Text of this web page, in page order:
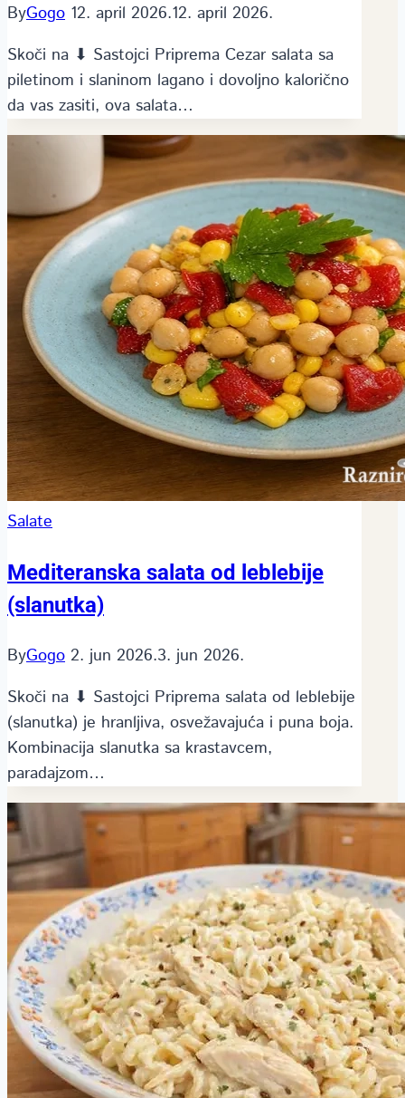
ByGogo 12. april 2026.12. april 2026.
Skoči na ⬇ Sastojci Priprema Cezar salata sa
piletinom i slaninom lagano i dovoljno kalorično
da vas zasiti, ova salata…
Salate
Mediteranska salata od leblebije
(slanutka)
ByGogo 2. jun 2026.3. jun 2026.
Skoči na ⬇ Sastojci Priprema salata od leblebije
(slanutka) je hranljiva, osvežavajuća i puna boja.
Kombinacija slanutka sa krastavcem,
paradajzom…